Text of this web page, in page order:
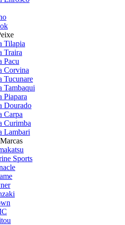
Tilapia
Traira
Pacu
Corvina
Tucunare
Tambaqui
Piapara
Dourado
Carpa
Curimba
Lambari
Sports